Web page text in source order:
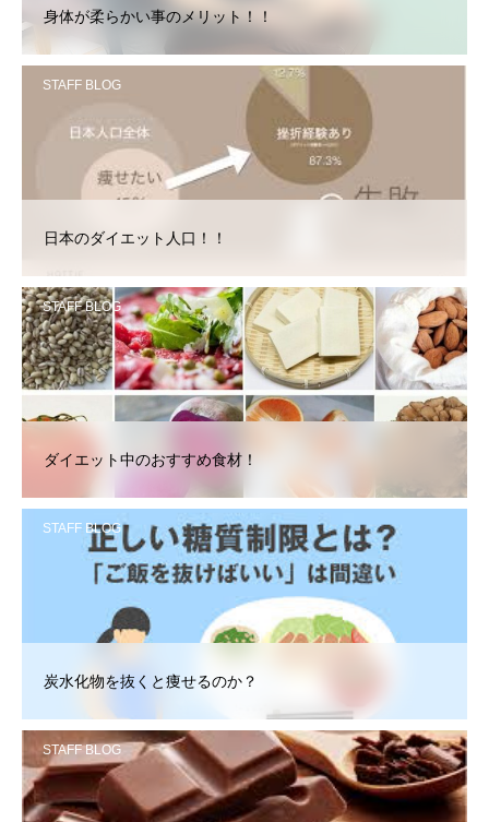
身体が柔らかい事のメリット！！
STAFF BLOG
日本のダイエット人口！！
STAFF BLOG
ダイエット中のおすすめ食材！
STAFF BLOG
炭水化物を抜くと痩せるのか？
STAFF BLOG